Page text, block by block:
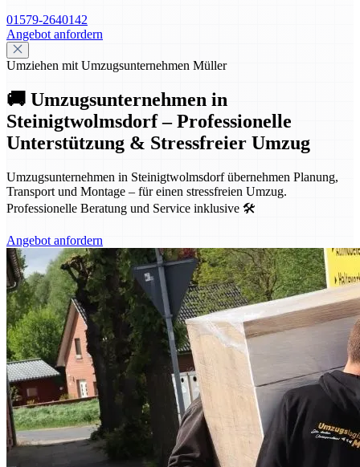
01579-2640142
Angebot anfordern
Umziehen mit Umzugsunternehmen Müller
🚚 Umzugsunternehmen in
Steinigtwolmsdorf – Professionelle
Unterstützung & Stressfreier Umzug
Umzugsunternehmen in Steinigtwolmsdorf übernehmen Planung,
Transport und Montage – für einen stressfreien Umzug.
Professionelle Beratung und Service inklusive 🛠️
Angebot anfordern